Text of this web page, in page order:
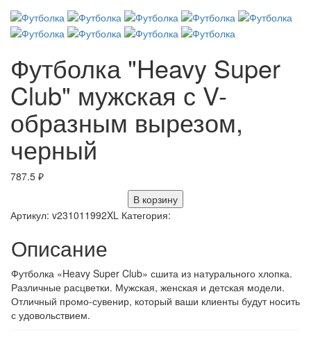
Футболка "Heavy Super
Club" мужская с V-
образным вырезом,
черный
787.5 ₽
В корзину
Артикул: v231011992XL Категория:
Описание
Футболка «Heavy Super Club» сшита из натурального хлопка.
Различные расцветки. Мужская, женская и детская модели.
Отличный промо-сувенир, который ваши клиенты будут носить
с удовольствием.